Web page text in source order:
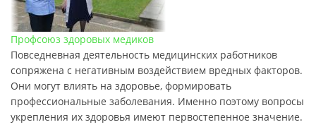
Профсоюз здоровых медиков
Повседневная деятельность медицинских работников
сопряжена с негативным воздействием вредных факторов.
Они могут влиять на здоровье, формировать
профессиональные заболевания. Именно поэтому вопросы
укрепления их здоровья имеют первостепенное значение.